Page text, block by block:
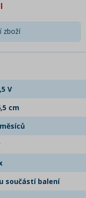
zboží
V
cm
součástí balení